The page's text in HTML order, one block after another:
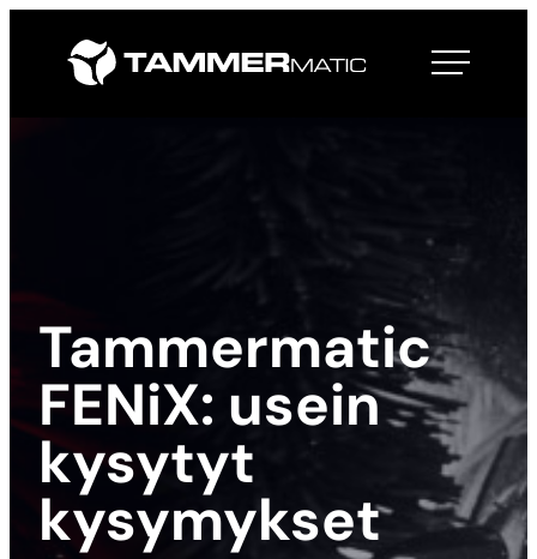
suoraan
sisältöön
Tammermatic
Tammermatic
FENiX: usein
kysytyt
kysymykset